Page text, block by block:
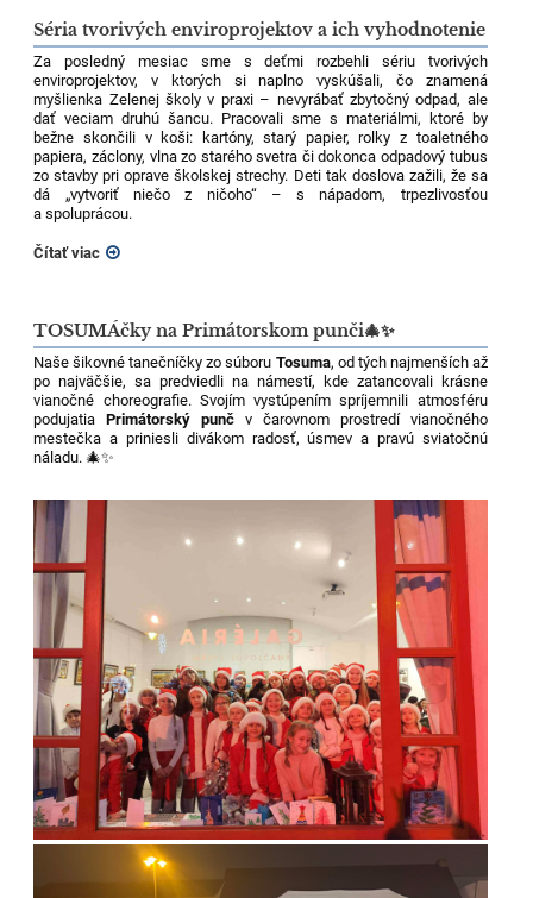
Séria tvorivých enviroprojektov a ich vyhodnotenie
Za posledný mesiac sme s deťmi rozbehli sériu tvorivých
enviroprojektov, v ktorých si naplno vyskúšali, čo znamená
myšlienka Zelenej školy v praxi – nevyrábať zbytočný odpad, ale
dať veciam druhú šancu. Pracovali sme s materiálmi, ktoré by
bežne skončili v koši: kartóny, starý papier, rolky z toaletného
papiera, záclony, vlna zo starého svetra či dokonca odpadový tubus
zo stavby pri oprave školskej strechy. Deti tak doslova zažili, že sa
dá „vytvoriť niečo z ničoho“ – s nápadom, trpezlivosťou
a spoluprácou.
Čítať viac
TOSUMÁčky na Primátorskom punči🎄✨
Naše šikovné tanečníčky zo súboru Tosuma, od tých najmenších až
po najväčšie, sa predviedli na námestí, kde zatancovali krásne
vianočné choreografie. Svojím vystúpením spríjemnili atmosféru
podujatiaPrimátorský punč v čarovnom prostredí vianočného
mestečka a priniesli divákom radosť, úsmev a pravú sviatočnú
náladu. 🎄✨